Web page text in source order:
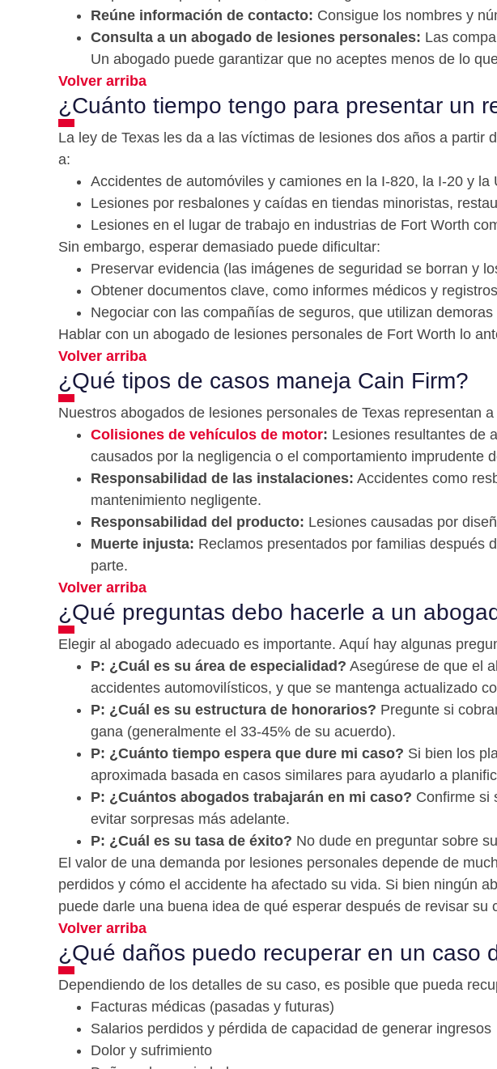
Reúne información de contacto: Consigue los nombres y
Consulta a un abogado de lesiones personales: Las
Un abogado puede garantizar que no aceptes menos de lo
Volver arriba
¿Cuánto tiempo tengo para presentar un
La ley de Texas les da a las víctimas de lesiones dos años a
a:
Accidentes de automóviles y camiones en la I-820, la I-20 y la
Lesiones por resbalones y caídas en tiendas minoristas,
Lesiones en el lugar de trabajo en industrias de Fort Worth
Sin embargo, esperar demasiado puede dificultar:
Preservar evidencia (las imágenes de seguridad se borran y
Obtener documentos clave, como informes médicos y
Negociar con las compañías de seguros, que utilizan
Hablar con un abogado de lesiones personales de Fort Worth lo
Volver arriba
¿Qué tipos de casos maneja Cain Firm?
Nuestros abogados de lesiones personales de Texas representan
Colisiones de vehículos de motor: Lesiones resultantes de
causados por la negligencia o el comportamiento imprudente
Responsabilidad de las instalaciones: Accidentes como
mantenimiento negligente.
Responsabilidad del producto: Lesiones causadas por
Muerte injusta: Reclamos presentados por familias después
parte.
Volver arriba
¿Qué preguntas debo hacerle a un
Elegir al abogado adecuado es importante. Aquí hay algunas
P: ¿Cuál es su área de especialidad? Asegúrese de que el
accidentes automovilísticos, y que se mantenga actualizado
P: ¿Cuál es su estructura de honorarios? Pregunte si
gana (generalmente el 33-45% de su acuerdo).
P: ¿Cuánto tiempo espera que dure mi caso? Si bien los
aproximada basada en casos similares para ayudarlo a
P: ¿Cuántos abogados trabajarán en mi caso? Confirme si
evitar sorpresas más adelante.
P: ¿Cuál es su tasa de éxito? No dude en preguntar sobre
El valor de una demanda por lesiones personales depende de
perdidos y cómo el accidente ha afectado su vida. Si bien ningún
puede darle una buena idea de qué esperar después de revisar su
Volver arriba
¿Qué daños puedo recuperar en un caso
Dependiendo de los detalles de su caso, es posible que pueda
Facturas médicas (pasadas y futuras)
Salarios perdidos y pérdida de capacidad de generar ingresos
Dolor y sufrimiento